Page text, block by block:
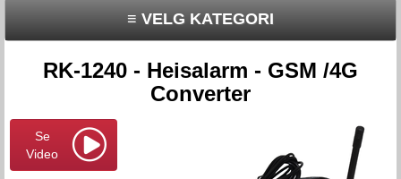
≡ VELG KATEGORI
RK-1240 - Heisalarm - GSM /4G
Converter
Se
Video